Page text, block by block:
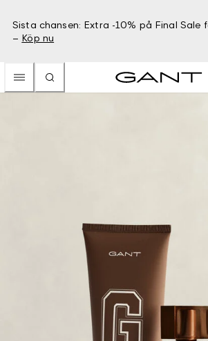
Sista chansen: Extra -10% på Final Sale
– Köp nu